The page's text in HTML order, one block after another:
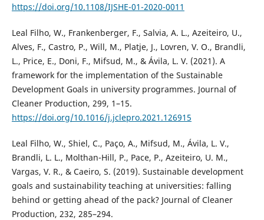
https://doi.org/10.1108/IJSHE-01-2020-0011
Leal Filho, W., Frankenberger, F., Salvia, A. L., Azeiteiro, U.,
Alves, F., Castro, P., Will, M., Platje, J., Lovren, V. O., Brandli,
L., Price, E., Doni, F., Mifsud, M., & Ávila, L. V. (2021). A
framework for the implementation of the Sustainable
Development Goals in university programmes. Journal of
Cleaner Production, 299, 1–15.
https://doi.org/10.1016/j.jclepro.2021.126915
Leal Filho, W., Shiel, C., Paço, A., Mifsud, M., Ávila, L. V.,
Brandli, L. L., Molthan-Hill, P., Pace, P., Azeiteiro, U. M.,
Vargas, V. R., & Caeiro, S. (2019). Sustainable development
goals and sustainability teaching at universities: falling
behind or getting ahead of the pack? Journal of Cleaner
Production, 232, 285–294.